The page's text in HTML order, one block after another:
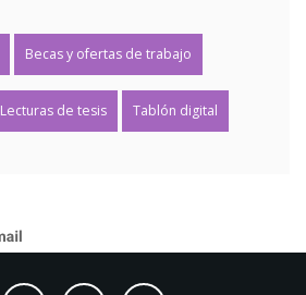
Becas y ofertas de trabajo
Lecturas de tesis Tablón digital